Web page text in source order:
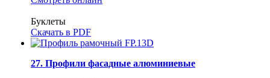
Буклеты
Скачать в PDF
27. Профили фасадные алюминиевые